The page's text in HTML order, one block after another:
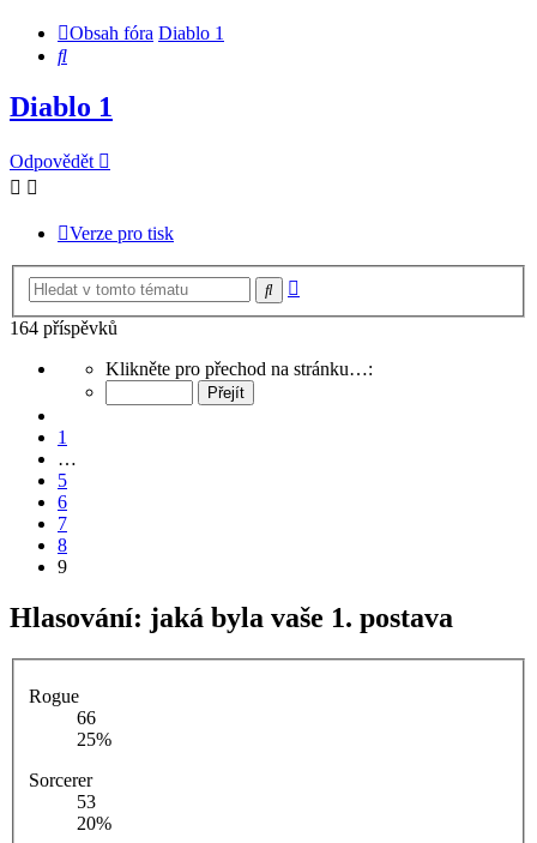
Obsah fóra Diablo 1
Hledat
Diablo 1
Odpovědět
Verze pro tisk
Hledat
164 příspěvků
Stránka
9
Klikněte pro přechod na stránku…:
1
…
5
6
7
8
9
Hlasování: jaká byla vaše 1. postava
Rogue
66
25%
Sorcerer
53
20%